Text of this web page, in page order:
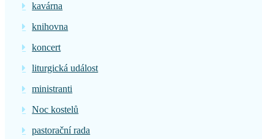
kavárna
knihovna
koncert
liturgická událost
ministranti
Noc kostelů
pastorační rada